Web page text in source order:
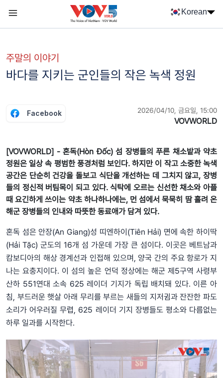
Korean
주말의 이야기
바다를 지키는 군인들의 작은 녹색 정원
Facebook 2026/04/10, 금요일, 15:00
VOVWORLD
[VOVWORLD] - 혼독(Hòn Đốc) 섬 장병들의 푸른 채소밭과 약초
정원은 일상 속 평범한 풍경처럼 보인다. 하지만 이 작고 소중한 녹색
공간은 단순히 건강을 돌보고 식단을 개선하는 데 그치지 않고, 장병
들의 정신적 버팀목이 되고 있다. 식탁에 오르는 신선한 채소와 아플
때 요긴하게 쓰이는 약초 하나하나에는, 먼 섬에서 묵묵히 땀 흘려 온
해군 장병들의 인내와 따뜻한 동료애가 담겨 있다.
혼독 섬은 안장(An Giang)성 띠엔하이(Tiên Hải) 면에 속한 하이딱
(Hải Tặc) 군도의 16개 섬 가운데 가장 큰 섬이다. 이곳은 베트남과
캄보디아의 해상 경계선과 인접해 있으며, 양국 간의 주요 항로가 지
나는 요충지이다. 이 섬의 높은 언덕 정상에는 해군 제5구역 사령부
산하 551연대 소속 625 레이더 기지가 독립 배치돼 있다. 이른 아
침, 부드러운 햇살 아래 무리를 부르는 새들의 지저귐과 잔잔한 파도
소리가 어우러질 무렵, 625 레이더 기지 장병들도 평소와 다름없는
하루 일과를 시작한다.